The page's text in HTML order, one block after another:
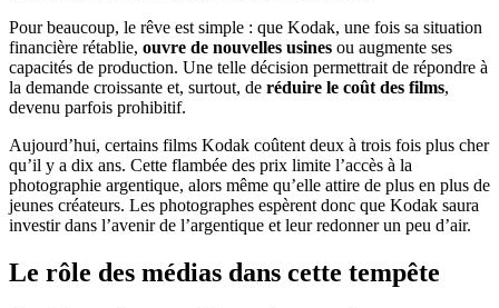
Pour beaucoup, le rêve est simple : que Kodak, une fois sa situation
financière rétablie, ouvre de nouvelles usines ou augmente ses
capacités de production. Une telle décision permettrait de répondre à
la demande croissante et, surtout, de réduire le coût des films,
devenu parfois prohibitif.
Aujourd’hui, certains films Kodak coûtent deux à trois fois plus cher
qu’il y a dix ans. Cette flambée des prix limite l’accès à la
photographie argentique, alors même qu’elle attire de plus en plus de
jeunes créateurs. Les photographes espèrent donc que Kodak saura
investir dans l’avenir de l’argentique et leur redonner un peu d’air.
Le rôle des médias dans cette tempête